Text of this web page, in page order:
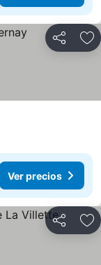
Compartir
Ver precios
Compartir